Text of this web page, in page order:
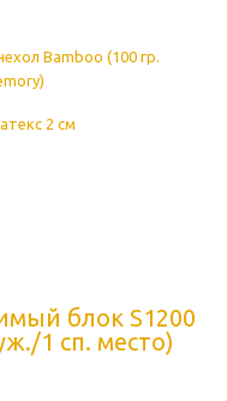
Bamboo (100 гр.
2 см
блок S1200
1 сп. место)